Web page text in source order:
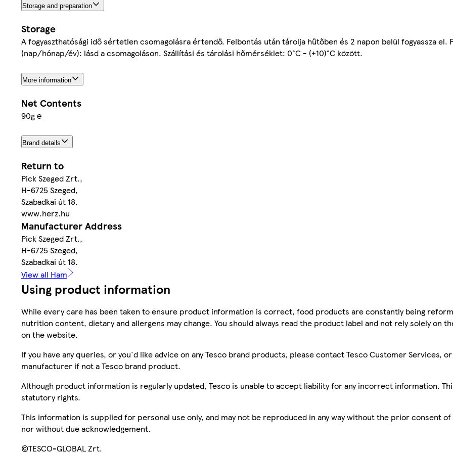
Storage and preparation
Storage
A fogyaszthatósági idő sértetlen csomagolásra értendő. Felbontás után tárolja hűtőben és 2 napon belül fogyassza el.
(nap/hónap/év): lásd a csomagoláson. Szállítási és tárolási hőmérséklet: 0°C - (+10)°C között.
More information
Net Contents
90g ℮
Brand details
Return to
Pick Szeged Zrt.,
H-6725 Szeged,
Szabadkai út 18.
www.herz.hu
Manufacturer Address
Pick Szeged Zrt.,
H-6725 Szeged,
Szabadkai út 18.
View all Ham
Using product information
While every care has been taken to ensure product information is correct, food products are constantly being
nutrition content, dietary and allergens may change. You should always read the product label and not rely solely on
on the website.
If you have any queries, or you'd like advice on any Tesco brand products, please contact Tesco Customer Services,
manufacturer if not a Tesco brand product.
Although product information is regularly updated, Tesco is unable to accept liability for any incorrect information.
statutory rights.
This information is supplied for personal use only, and may not be reproduced in any way without the prior consent
nor without due acknowledgement.
©TESCO-GLOBAL Zrt.